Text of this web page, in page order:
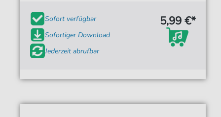
Sofort verfügbar
Sofortiger Download
Jederzeit abrufbar
5,99 €*